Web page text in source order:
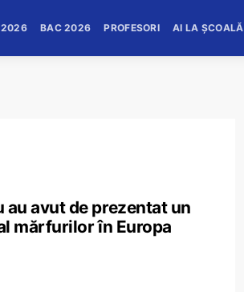
2026 BAC 2026 PROFESORI AI LA ȘCOALĂ
avut de prezentat un
mărfurilor în Europa